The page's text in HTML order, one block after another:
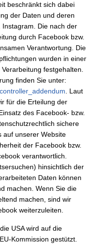
beschränkt sich dabei
der Daten und deren
Die nach der
durch Facebook bzw.
Verantwortung. Die
wurden in einer
festgehalten.
finden Sie unter:
. Laut
für die Erteilung der
des Facebook- bzw.
sichere
auf unserer Website
der Facebook bzw.
verantwortlich.
hinsichtlich der
Daten können
machen. Wenn Sie die
machen, sind wir
weiterzuleiten.
USA wird auf die
Kommission gestützt.